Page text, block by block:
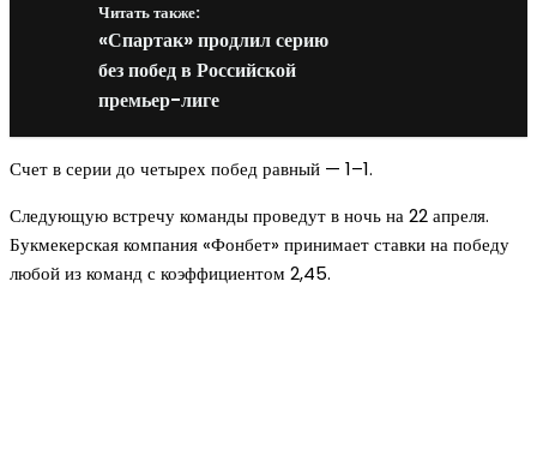
Читать также:
«Спартак» продлил серию
без побед в Российской
премьер-лиге
Счет в серии до четырех побед равный — 1–1.
Следующую встречу команды проведут в ночь на 22 апреля.
Букмекерская компания «Фонбет» принимает ставки на победу
любой из команд с коэффициентом 2,45.